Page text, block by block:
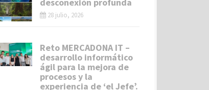
desconexión profunda
28 julio, 2026
Reto MERCADONA IT –
desarrollo informático
ágil para la mejora de
procesos y la
experiencia de ‘el Jefe’.